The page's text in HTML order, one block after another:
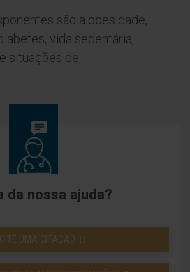
são a obesidade,
vida sedentária,
situações de
da nossa ajuda?
UMA CITAÇÃO